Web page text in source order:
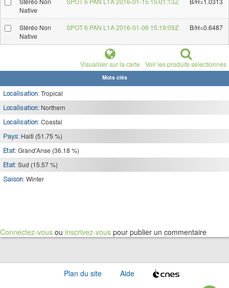
Native
Stéréo Non
Native
SPOT 6 PAN L1A 2016-01-06 15:19:09Z B/H=0.6487
Visualiser sur la carte Voir les produits sélectionnés
Mots clés
Localisation: Tropical
Localisation: Northern
Localisation: Coastal
Pays: Haiti (51.75 %)
Etat: Grand'Anse (36.18 %)
Etat: Sud (15.57 %)
Saison: Winter
Connectez-vous ou inscrivez-vous pour publier un commentaire
Plan du site Aide